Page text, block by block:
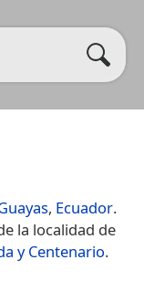
, Ecuador.
la localidad de
y Centenario.